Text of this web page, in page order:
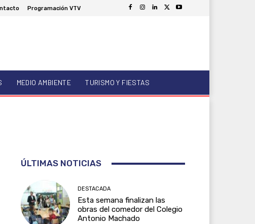
Programación VTV
MEDIO AMBIENTE TURISMO Y FIESTAS
ÚLTIMAS NOTICIAS
DESTACADA
Esta semana finalizan las
obras del comedor del Colegio
Antonio Machado